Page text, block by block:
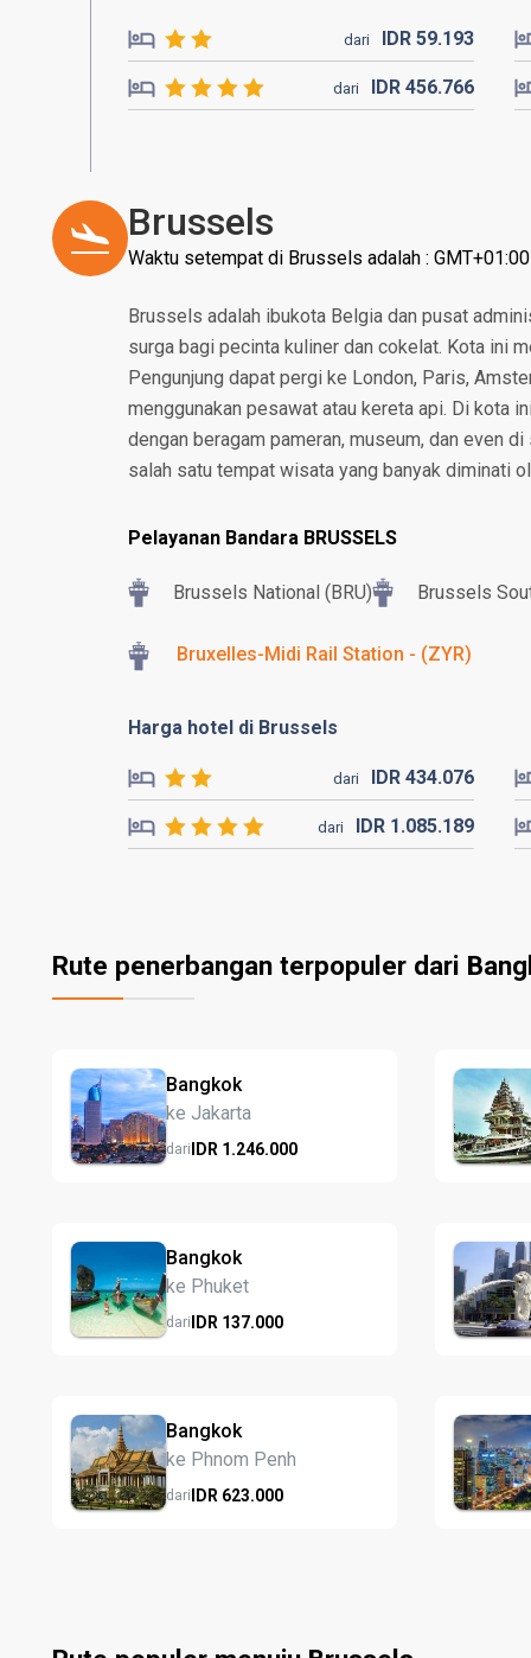
dari IDR 59.193
dari IDR 456.766
Brussels
Waktu setempat di Brussels adalah : GMT+01:00
Brussels adalah ibukota Belgia dan pusat
surga bagi pecinta kuliner dan cokelat. Kota ini
Pengunjung dapat pergi ke London, Paris,
menggunakan pesawat atau kereta api. Di kota
dengan beragam pameran, museum, dan even
salah satu tempat wisata yang banyak diminati
Pelayanan Bandara BRUSSELS
Brussels National (BRU) Brussels
Bruxelles-Midi Rail Station - (ZYR)
Harga hotel di Brussels
dari IDR 434.076
dari IDR 1.085.189
Rute penerbangan terpopuler dari
Bangkok
ke Jakarta
dariIDR 1.246.000
Bangkok
ke Phuket
dariIDR 137.000
Bangkok
ke Phnom Penh
dariIDR 623.000